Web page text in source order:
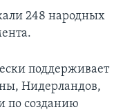
248 народных
поддерживает
Нидерландов,
по созданию